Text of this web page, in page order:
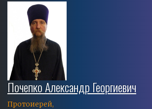
Почепко Александр Георгиевич
Протоиерей,